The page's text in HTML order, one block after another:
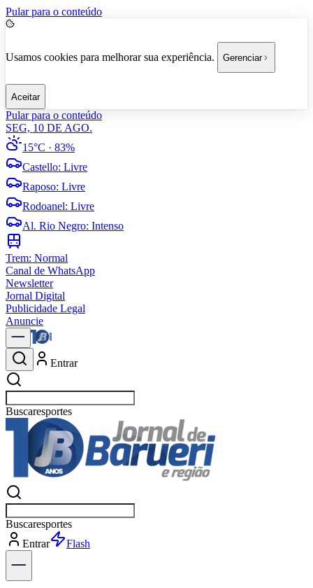
Pular para o conteúdo
Usamos cookies para melhorar sua experiência. Gerenciar
Aceitar
Pular para o conteúdo
SEG, 10 DE AGO.
15°C · 83%
Castello: Livre
Raposo: Livre
Rodoanel: Livre
Al. Rio Negro: Intenso
Trem: Normal
Canal de WhatsApp
Newsletter
Jornal Digital
Publicidade Legal
Anuncie
Entrar
Buscarpolítica
Buscarpolítica
Entrar
Explorar